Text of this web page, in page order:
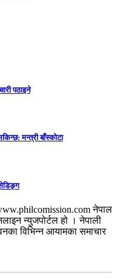
पठाइने
मन्त्री बाँस्कोटा
www.philcomission.com नेपाल
न्युजपोर्टल हो । नेपाली
विभिन्न आयामका समाचार